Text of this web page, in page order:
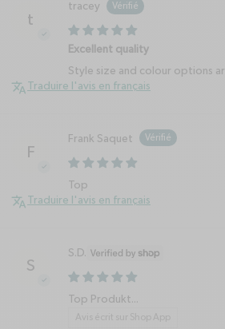
t
tracey
Excellent quality
Style size and colour options
Traduire l'avis en français
F
Frank Saquet
Top
Traduire l'avis en français
S
S.D.
Top Produkt...